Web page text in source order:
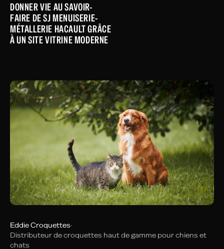
DONNER VIE AU SAVOIR-
FAIRE DE SJ MENUISERIE-
MÉTALLERIE HACAULT GRÂCE
À UN SITE VITRINE MODERNE
Eddie Croquettes·
Distributeur de croquettes haut de gamme pour chiens et
chats